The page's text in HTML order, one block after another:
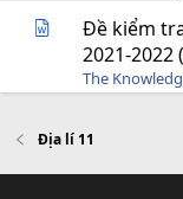
Đề kiểm
2021-2022
The
Địa lí 11